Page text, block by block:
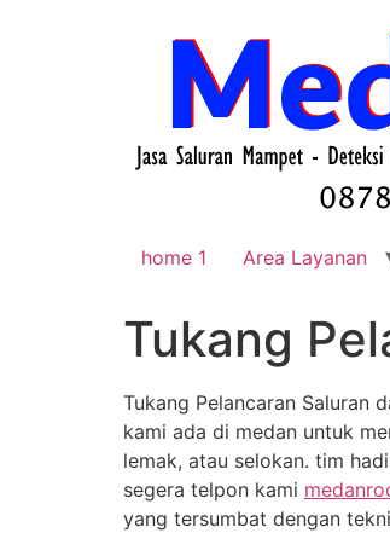
home 1 Area Layanan
Tukang
Tukang Pelancaran Saluran
kami ada di medan untuk
lemak, atau selokan. tim
segera telpon kami
yang tersumbat dengan